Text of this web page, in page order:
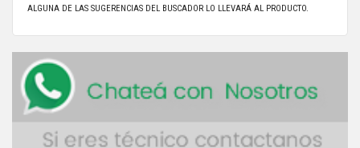
ALGUNA DE LAS SUGERENCIAS DEL BUSCADOR LO LLEVARÁ AL PRODUCTO.